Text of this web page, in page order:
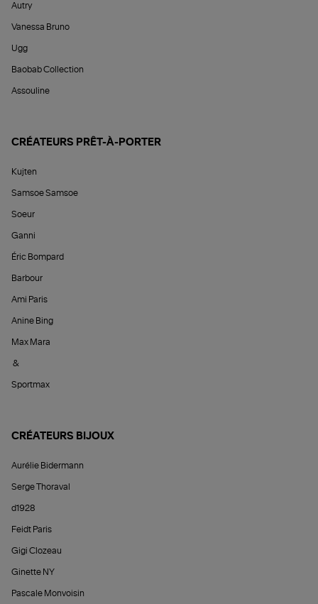
Autry
Vanessa Bruno
Ugg
Baobab Collection
Assouline
CRÉATEURS PRÊT-À-PORTER
Kujten
Samsoe Samsoe
Soeur
Ganni
Éric Bompard
Barbour
Ami Paris
Anine Bing
Max Mara
&
Sportmax
CRÉATEURS BIJOUX
Aurélie Bidermann
Serge Thoraval
d1928
Feidt Paris
Gigi Clozeau
Ginette NY
Pascale Monvoisin